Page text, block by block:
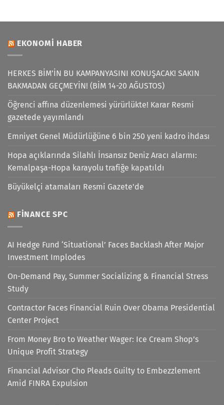
EKONOMI HABER
HERKES BİM’İN BU KAMPANYASINI KONUŞACAK! SAKIN
BAKMADAN GEÇMEYİN! (BİM 14-20 AĞUSTOS)
Öğrenci affına düzenlemesi yürürlükte! Karar Resmi
gazetede yayımlandı
Emniyet Genel Müdürlüğüne 6 bin 250 yeni kadro ihdası
Hopa açıklarında Silahlı İnsansız Deniz Aracı alarmı:
Kemalpaşa-Hopa karayolu trafiğe kapatıldı
Büyükelçi atamaları Resmi Gazete'de
FINANCE SPC
AI Hedge Fund ‘Situational’ Faces Backlash After Major
Investment Implodes
On-Demand Pay, Summer Socializing & Financial Stress
Study
Contractor Faces Financial Ruin Over Obama Presidential
Center Project
From Money Bro to Weather Wager: Ice Cream Shop’s
Unique Profit Strategy
Financial Advisor Cho Pleads Guilty to Embezzlement
Amid FINRA Expulsion